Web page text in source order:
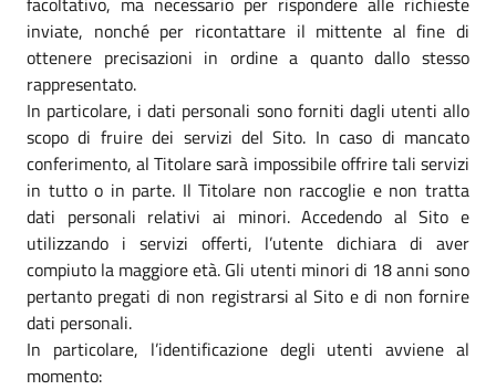
inviate, nonché per ricontattare il mittente al fine di
ottenere precisazioni in ordine a quanto dallo stesso
rappresentato.
In particolare, i dati personali sono forniti dagli utenti allo
scopo di fruire dei servizi del Sito. In caso di mancato
conferimento, al Titolare sarà impossibile offrire tali servizi
in tutto o in parte. Il Titolare non raccoglie e non tratta
dati personali relativi ai minori. Accedendo al Sito e
utilizzando i servizi offerti, l’utente dichiara di aver
compiuto la maggiore età. Gli utenti minori di 18 anni sono
pertanto pregati di non registrarsi al Sito e di non fornire
dati personali.
In particolare, l’identificazione degli utenti avviene al
momento: